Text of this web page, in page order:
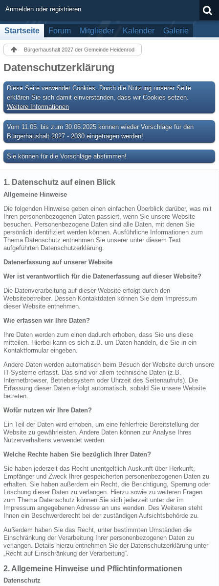
Anmelden oder registrieren
Startseite Forum Mitglieder Kalender Galerie
Bürgerhaushalt 2027 der Gemeinde Heidenrod
Datenschutzerklärung
Diese Seite verwendet Cookies. Durch die Nutzung unserer Seite
erklären Sie sich damit einverstanden, dass wir Cookies setzen.
Weitere Informationen
Vom 11.05. bis zum 30.06.2025 können wieder Vorschläge für den
Bürgerhaushalt 2027 - 2030 eingetragen werden!
Sie können für die Vorschläge abstimmen!
1. Datenschutz auf einen Blick
Allgemeine Hinweise
Die folgenden Hinweise geben einen einfachen Überblick darüber, was mit
Ihren personenbezogenen Daten passiert, wenn Sie unsere Website
besuchen. Personenbezogene Daten sind alle Daten, mit denen Sie
persönlich identifiziert werden können. Ausführliche Informationen zum
Thema Datenschutz entnehmen Sie unserer unter diesem Text
aufgeführten Datenschutzerklärung.
Datenerfassung auf unserer Website
Wer ist verantwortlich für die Datenerfassung auf dieser Website?
Die Datenverarbeitung auf dieser Website erfolgt durch den
Websitebetreiber. Dessen Kontaktdaten können Sie dem Impressum
dieser Website entnehmen.
Wie erfassen wir Ihre Daten?
Ihre Daten werden zum einen dadurch erhoben, dass Sie uns diese
mitteilen. Hierbei kann es sich z.B. um Daten handeln, die Sie in ein
Kontaktformular eingeben.
Andere Daten werden automatisch beim Besuch der Website durch unsere
IT-Systeme erfasst. Das sind vor allem technische Daten (z.B.
Internetbrowser, Betriebssystem oder Uhrzeit des Seitenaufrufs). Die
Erfassung dieser Daten erfolgt automatisch, sobald Sie unsere Website
betreten.
Wofür nutzen wir Ihre Daten?
Ein Teil der Daten wird erhoben, um eine fehlerfreie Bereitstellung der
Website zu gewährleisten. Andere Daten können zur Analyse Ihres
Nutzerverhaltens verwendet werden.
Welche Rechte haben Sie bezüglich Ihrer Daten?
Sie haben jederzeit das Recht unentgeltlich Auskunft über Herkunft,
Empfänger und Zweck Ihrer gespeicherten personenbezogenen Daten zu
erhalten. Sie haben außerdem ein Recht, die Berichtigung, Sperrung oder
Löschung dieser Daten zu verlangen. Hierzu sowie zu weiteren Fragen
zum Thema Datenschutz können Sie sich jederzeit unter der im
Impressum angegebenen Adresse an uns wenden. Des Weiteren steht
Ihnen ein Beschwerderecht bei der zuständigen Aufsichtsbehörde zu.
Außerdem haben Sie das Recht, unter bestimmten Umständen die
Einschränkung der Verarbeitung Ihrer personenbezogenen Daten zu
verlangen. Details hierzu entnehmen Sie der Datenschutzerklärung unter
„Recht auf Einschränkung der Verarbeitung“.
2. Allgemeine Hinweise und Pflichtinformationen
Datenschutz